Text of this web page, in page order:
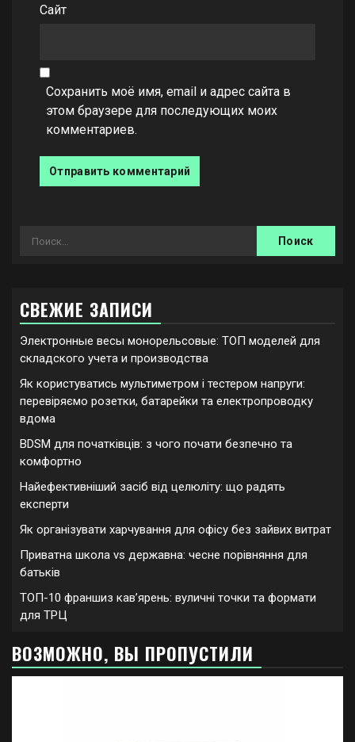
Сайт
Сохранить моё имя, email и адрес сайта в
этом браузере для последующих моих
комментариев.
Найти:
СВЕЖИЕ ЗАПИСИ
Электронные весы монорельсовые: ТОП моделей для
складского учета и производства
Як користуватись мультиметром і тестером напруги:
перевіряємо розетки, батарейки та електропроводку
вдома
BDSM для початківців: з чого почати безпечно та
комфортно
Найефективніший засіб від целюліту: що радять
експерти
Як організувати харчування для офісу без зайвих витрат
Приватна школа vs державна: чесне порівняння для
батьків
ТОП-10 франшиз кавʼярень: вуличні точки та формати
для ТРЦ
ВОЗМОЖНО, ВЫ ПРОПУСТИЛИ